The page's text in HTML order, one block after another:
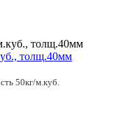
толщ.40мм
50кг/м.куб.